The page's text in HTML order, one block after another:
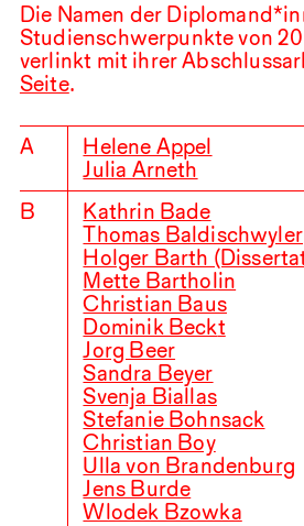
Die Namen der
Studienschwerpunkte von
verlinkt mit ihrer
Seite.
A
Helene Appel
Julia Arneth
B
Kathrin Bade
Thomas Baldischwyler
Holger Barth
Mette Bartholin
Christian Baus
Dominik Beckt
Jorg Beer
Sandra Beyer
Svenja Biallas
Stefanie Bohnsack
Christian Boy
Ulla von Brandenburg
Jens Burde
Wlodek Bzowka